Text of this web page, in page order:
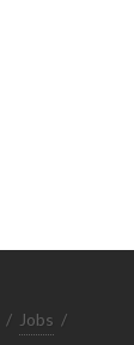
/ Jobs /